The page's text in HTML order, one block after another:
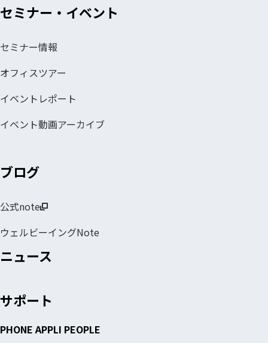
セミナー・イベント
セミナー情報
オフィスツアー
イベントレポート
イベント動画アーカイブ
ブログ
公式note
ウェルビーイングNote
ニュース
サポート
PHONE APPLI PEOPLE